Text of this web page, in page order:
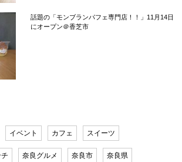
話題の「モンブランパフェ専門店！！」11月14日
にオープン＠香芝市
イベント カフェ スイーツ
奈良グルメ 奈良市 奈良県